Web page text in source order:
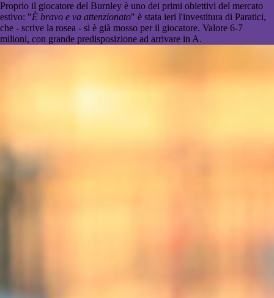
Proprio il giocatore del Burnley è uno dei primi obiettivi del mercato
estivo: "È bravo e va attenzionato" è stata ieri l'investitura di Paratici,
che - scrive la rosea - si è già mosso per il giocatore. Valore 6-7
milioni, con grande predisposizione ad arrivare in A.